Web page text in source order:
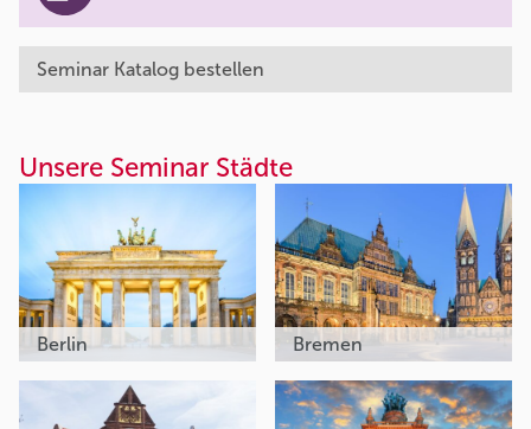
Seminar Katalog bestellen
Unsere Seminar Städte
Berlin Bremen